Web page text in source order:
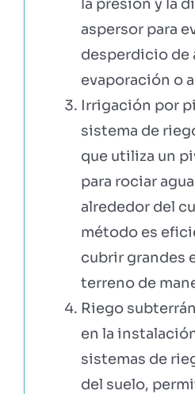
la presión y la
aspersor para
desperdicio de
evaporación o
Irrigación por
sistema de
que utiliza un
para rociar
alrededor del
método es
cubrir grandes
terreno de
Riego
en la
sistemas de
del suelo,